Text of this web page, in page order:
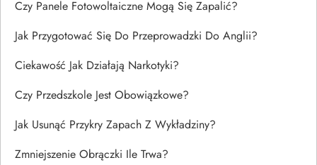
Czy Panele Fotowoltaiczne Mogą Się Zapalić?
Jak Przygotować Się Do Przeprowadzki Do Anglii?
Ciekawość Jak Działają Narkotyki?
Czy Przedszkole Jest Obowiązkowe?
Jak Usunąć Przykry Zapach Z Wykładziny?
Zmniejszenie Obrączki Ile Trwa?